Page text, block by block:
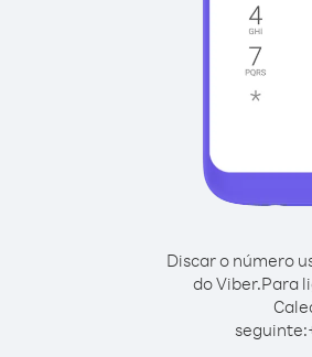
Discar o número
do Viber.Para
seguinte: